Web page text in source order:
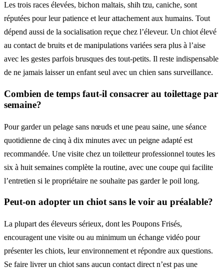
Les trois races élevées, bichon maltais, shih tzu, caniche, sont
réputées pour leur patience et leur attachement aux humains. Tout
dépend aussi de la socialisation reçue chez l’éleveur. Un chiot élevé
au contact de bruits et de manipulations variées sera plus à l’aise
avec les gestes parfois brusques des tout-petits. Il reste indispensable
de ne jamais laisser un enfant seul avec un chien sans surveillance.
Combien de temps faut-il consacrer au toilettage par
semaine?
Pour garder un pelage sans nœuds et une peau saine, une séance
quotidienne de cinq à dix minutes avec un peigne adapté est
recommandée. Une visite chez un toiletteur professionnel toutes les
six à huit semaines complète la routine, avec une coupe qui facilite
l’entretien si le propriétaire ne souhaite pas garder le poil long.
Peut-on adopter un chiot sans le voir au préalable?
La plupart des éleveurs sérieux, dont les Poupons Frisés,
encouragent une visite ou au minimum un échange vidéo pour
présenter les chiots, leur environnement et répondre aux questions.
Se faire livrer un chiot sans aucun contact direct n’est pas une